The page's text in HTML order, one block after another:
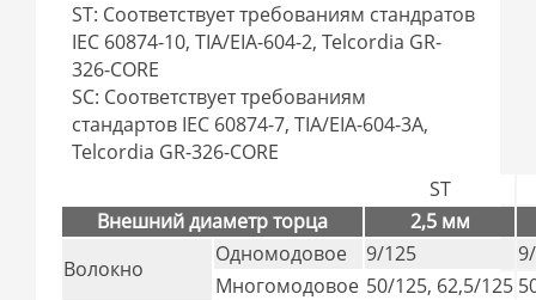
ST: Соответствует требованиям стандратов
IEC 60874-10, TIA/EIA-604-2, Telcordia GR-
326-CORE
SC: Соответствует требованиям
стандартов IEC 60874-7, TIA/EIA-604-3A,
Telcordia GR-326-CORE
ST
Внешний диаметр торца
2,5 мм
Волокно
Одномодовое 9/125
Многомодовое 50/125, 62,5/125